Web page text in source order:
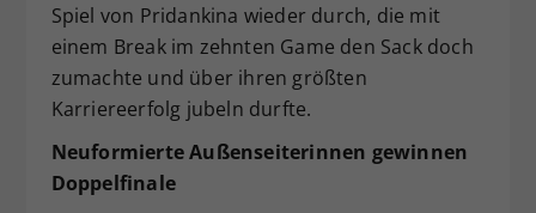
Spiel von Pridankina wieder durch, die mit
einem Break im zehnten Game den Sack doch
zumachte und über ihren größten
Karriereerfolg jubeln durfte.
Neuformierte Außenseiterinnen gewinnen
Doppelfinale